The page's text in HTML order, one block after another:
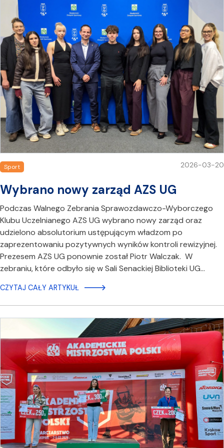
Sport 2026-03-20
Wybrano nowy zarząd AZS UG
Podczas Walnego Zebrania Sprawozdawczo-Wyborczego
Klubu Uczelnianego AZS UG wybrano nowy zarząd oraz
udzielono absolutorium ustępującym władzom po
zaprezentowaniu pozytywnych wyników kontroli rewizyjnej.
Prezesem AZS UG ponownie został Piotr Walczak. W
zebraniu, które odbyło się w Sali Senackiej Biblioteki UG…
CZYTAJ CAŁY ARTYKUŁ